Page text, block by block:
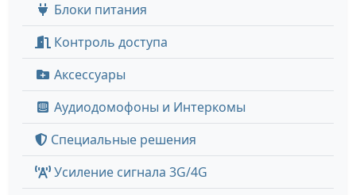
Блоки питания
Контроль доступа
Аксессуары
Аудиодомофоны и Интеркомы
Специальные решения
Усиление сигнала 3G/4G